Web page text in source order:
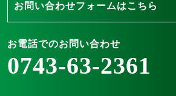
お問い合わせフォームはこちら
お電話でのお問い合わせ
0743-63-2361